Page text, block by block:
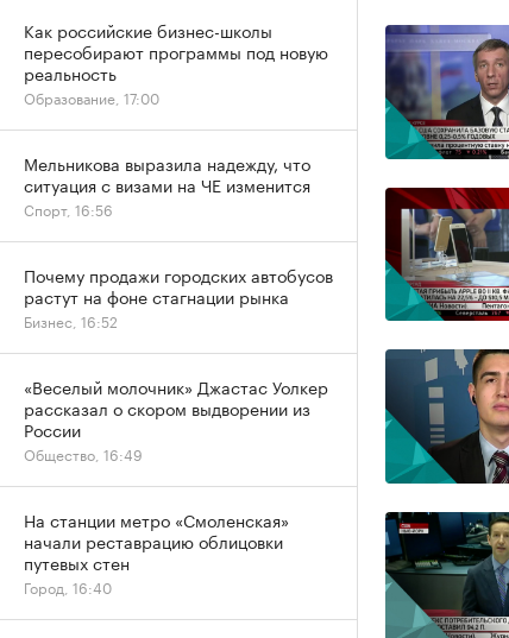
Как российские бизнес-школы
пересобирают программы под новую
реальность
Образование, 17:00
Мельникова выразила надежду, что
ситуация с визами на ЧЕ изменится
Спорт, 16:56
Почему продажи городских автобусов
растут на фоне стагнации рынка
Бизнес, 16:52
«Веселый молочник» Джастас Уолкер
рассказал о скором выдворении из
России
Общество, 16:49
На станции метро «Смоленская»
начали реставрацию облицовки
путевых стен
Город, 16:40